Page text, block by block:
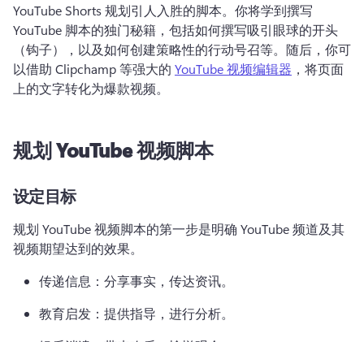
YouTube Shorts 规划引人入胜的脚本。 你将学到撰写
YouTube 脚本的独门秘籍，包括如何撰写吸引眼球的开头
（钩子），以及如何创建策略性的行动号召等。 随后，你可
以借助 Clipchamp 等强大的 YouTube 视频编辑器 ，将页面
上的文字转化为爆款视频。
规划 YouTube 视频脚本
设定目标
规划 YouTube 视频脚本的第一步是明确 YouTube 频道及其
视频期望达到的效果。
传递信息：分享事实，传达资讯。
教育启发：提供指导，进行分析。